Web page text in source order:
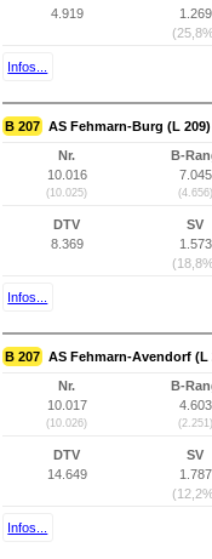
4.919
1.269
Infos...
B 207 AS Fehmarn-Burg (L
Nr.
10.016
(10.025)
B-
7.045
(4.656)
DTV
8.369
SV
1.573
Infos...
B 207 AS Fehmarn-Avendorf
Nr.
10.017
(10.026)
B-
4.603
(2.251)
DTV
14.649
SV
1.787
Infos...